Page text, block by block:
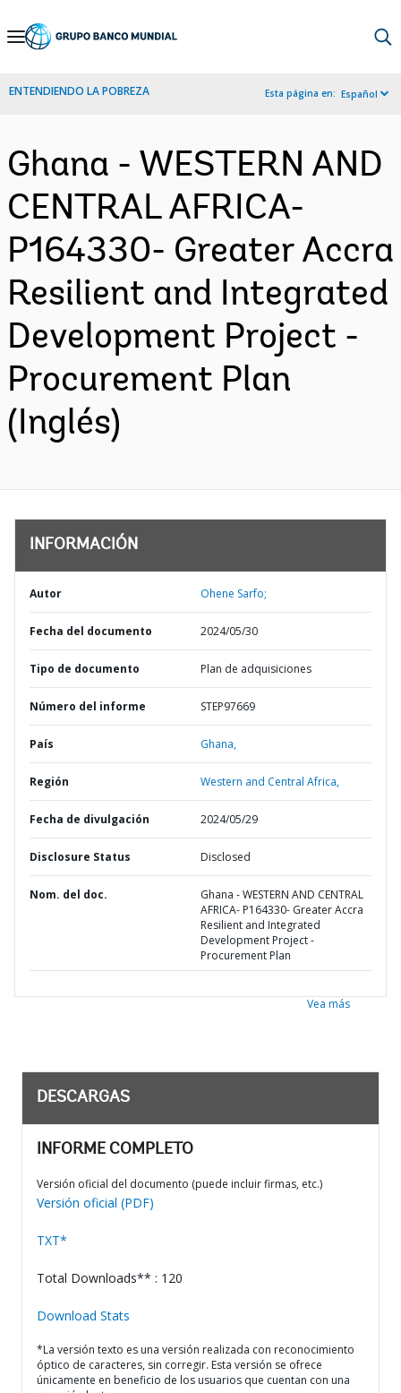
Skip
Navigation
ENTENDIENDO LA POBREZA Esta página en: Español
Ghana - WESTERN AND
CENTRAL AFRICA-
P164330- Greater Accra
Resilient and Integrated
Development Project -
Procurement Plan
(Inglés)
INFORMACIÓN
Autor Ohene Sarfo;
Fecha del documento 2024/05/30
Tipo de documento Plan de adquisiciones
Número del informe STEP97669
País Ghana,
Región Western and Central Africa,
Fecha de divulgación 2024/05/29
Disclosure Status Disclosed
Nom. del doc.
Ghana - WESTERN AND CENTRAL
AFRICA- P164330- Greater Accra
Resilient and Integrated
Development Project -
Procurement Plan
Vea más
DESCARGAS
INFORME COMPLETO
Versión oficial del documento (puede incluir firmas, etc.)
Versión oficial (PDF)
TXT*
Total Downloads** : 120
Download Stats
*La versión texto es una versión realizada con reconocimiento
óptico de caracteres, sin corregir. Esta versión se ofrece
únicamente en beneficio de los usuarios que cuentan con una